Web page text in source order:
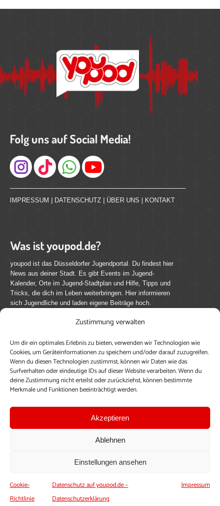
Zustimmung verwalten
Um dir ein optimales Erlebnis zu bieten, verwenden wir Technologien wie
Cookies, um Geräteinformationen zu speichern und/oder darauf zuzugreifen.
Wenn du diesen Technologien zustimmst, können wir Daten wie das
Surfverhalten oder eindeutige IDs auf dieser Website verarbeiten. Wenn du
deine Zustimmung nicht erteilst oder zurückziehst, können bestimmte
Merkmale und Funktionen beeinträchtigt werden.
Akzeptieren
Ablehnen
Einstellungen ansehen
Cookie-
Richtlinie
Datenschutz auf youpod.de –
Datenschutzerklärung
Impressum
Folg uns auf Social Media!
Instagram
IMPRESSUM DATENSCHUTZ ÜBER UNS KONTAKT
Was ist youpod.de?
youpod ist das Düsseldorfer Jugendportal. Du findest hier
News aus deiner Stadt. Es gibt Events im Jugend-
Kalender, Orte im Jugend-Stadtplan und Hilfe, Tipps und
Tricks, die dich im Leben weiterbringen. Hier informieren
sich Jugendliche und laden eigene Beiträge hoch.
Mach mit bei youpod.de!
youpod.de lebt von Menschen wie dir. Sammel
journalistische Erfahrung, teile deine Perspektive und
veröffentliche deine Beiträge auf youpod.de.Du musst
dich anmelden, um alle Funktionen nutzen zu können, ein
Profil anzulegen, eigene Beiträge hochzuladen und zu
Einloggen